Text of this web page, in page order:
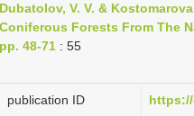
Dubatolov, V. V. &
Coniferous Forests From The
pp. 48-71 : 55
publication ID https://